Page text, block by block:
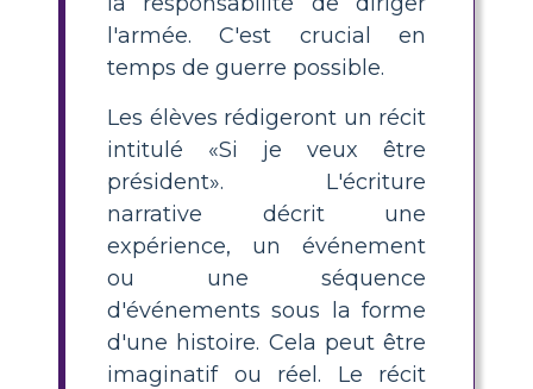
l'armée. C'est crucial en
temps de guerre possible.
Les élèves rédigeront un récit
intitulé «Si je veux être
président». L'écriture
narrative décrit une
expérience, un événement
ou une séquence
d'événements sous la forme
d'une histoire. Cela peut être
imaginatif ou réel. Le récit